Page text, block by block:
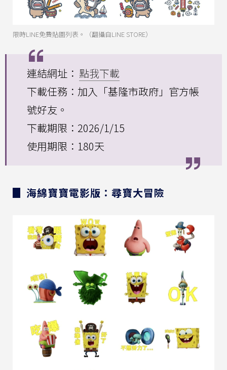
限時LINE免費貼圖列表。（翻攝自LINE STORE）
連結網址： 點我下載
下載任務：加入「基隆市政府」官方帳
號好友。
下載期限：2026/1/15
使用期限：180天
▊ 海綿寶寶電影版：尋寶大冒險